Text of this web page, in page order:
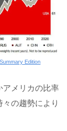
Edition
アメリカの比率
の趨勢により